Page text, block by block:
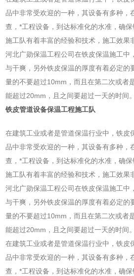
品中非常受欢迎的一种，其设备有多种，
查，*工程设备，到达标准化的水准，确
施工队有着丰富的经验和技术，施工效果
河北广勋保温工程公司在铁皮保温施工中
与干爽，另外铁皮保温的厚度有着必定的
量的不要超过10mm，而且在第二次或者
能超过20mm，且之间要超过一天的时间。
铁皮管道设备保温工程施工队
在建筑工业或者是管道保温行业中，铁皮
品中非常受欢迎的一种，其设备有多种，
查，*工程设备，到达标准化的水准，确
施工队有着丰富的经验和技术，施工效果
河北广勋保温工程公司在铁皮保温施工中
与干爽，另外铁皮保温的厚度有着必定的
量的不要超过10mm，而且在第二次或者
能超过20mm，且之间要超过一天的时间。
在建筑工业或者是管道保温行业中，铁皮
品中非常受欢迎的一种，其设备有多种，
查，*工程设备，到达标准化的水准，确